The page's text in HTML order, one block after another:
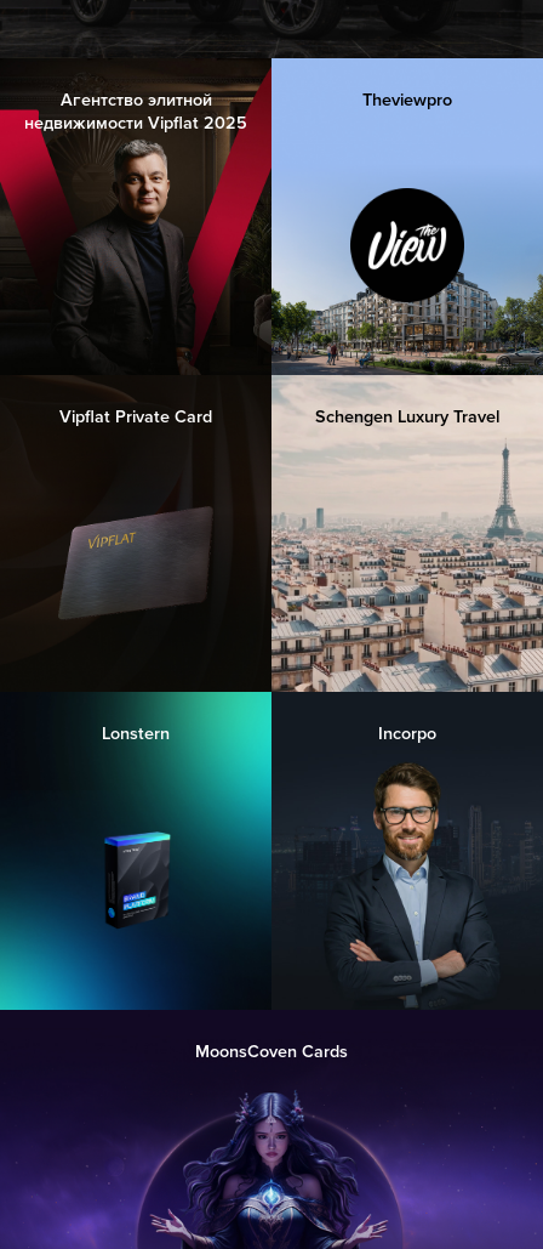
Агентство элитной
недвижимости Vipflat 2025
Theviewpro
Vipflat Private Card Schengen Luxury Travel
Lonstern
MoonsCoven Cards
Incorpo